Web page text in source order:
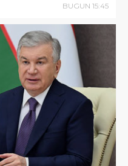
BUGUN 15:45